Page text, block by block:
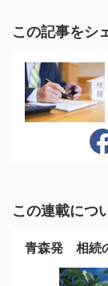
この記事をシ
この連載につ
青森発 相続